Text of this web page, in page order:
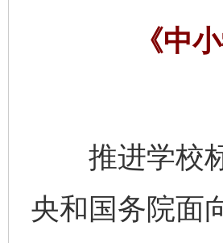
《中
推进学校标
央和国务院面